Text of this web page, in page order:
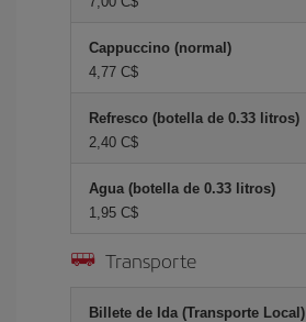
Cappuccino (normal)
4,77 C$
Refresco (botella de 0.33 litros)
2,40 C$
Agua (botella de 0.33 litros)
1,95 C$
Transporte
Billete de Ida (Transporte Local)